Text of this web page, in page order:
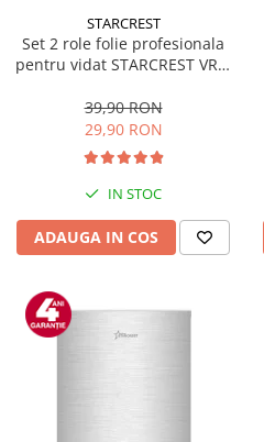
STARCREST
Set 2 role folie profesionala
pentru vidat STARCREST VRL-
reutilizabile, sous vide,
lavabile in masina de spalat,
fara BPA, transparent
39,90 RON
29,90 RON
IN STOC
ADAUGA IN COS